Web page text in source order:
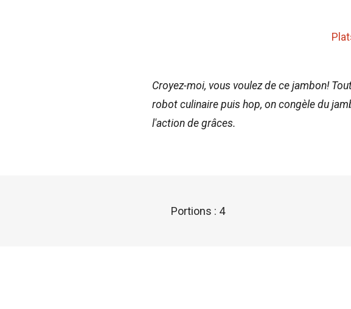
Croyez-moi, vous voulez de ce jambon!
robot culinaire puis hop, on congèle du
l'action de grâces.
Portions : 4